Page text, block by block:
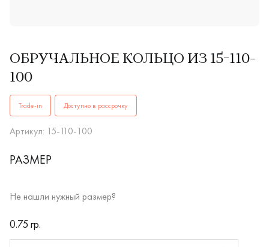
ОБРУЧАЛЬНОЕ КОЛЬЦО ИЗ 15-110-
100
ОБРУЧАЛЬНЫЕ КОЛЬЦА15-110-100купить в Иркутске. ✔️
Trade-in Доступно в рассрочку
Артикул: 15-110-100
РАЗМЕР
Не нашли нужный размер?
RUB
0.75 гр.